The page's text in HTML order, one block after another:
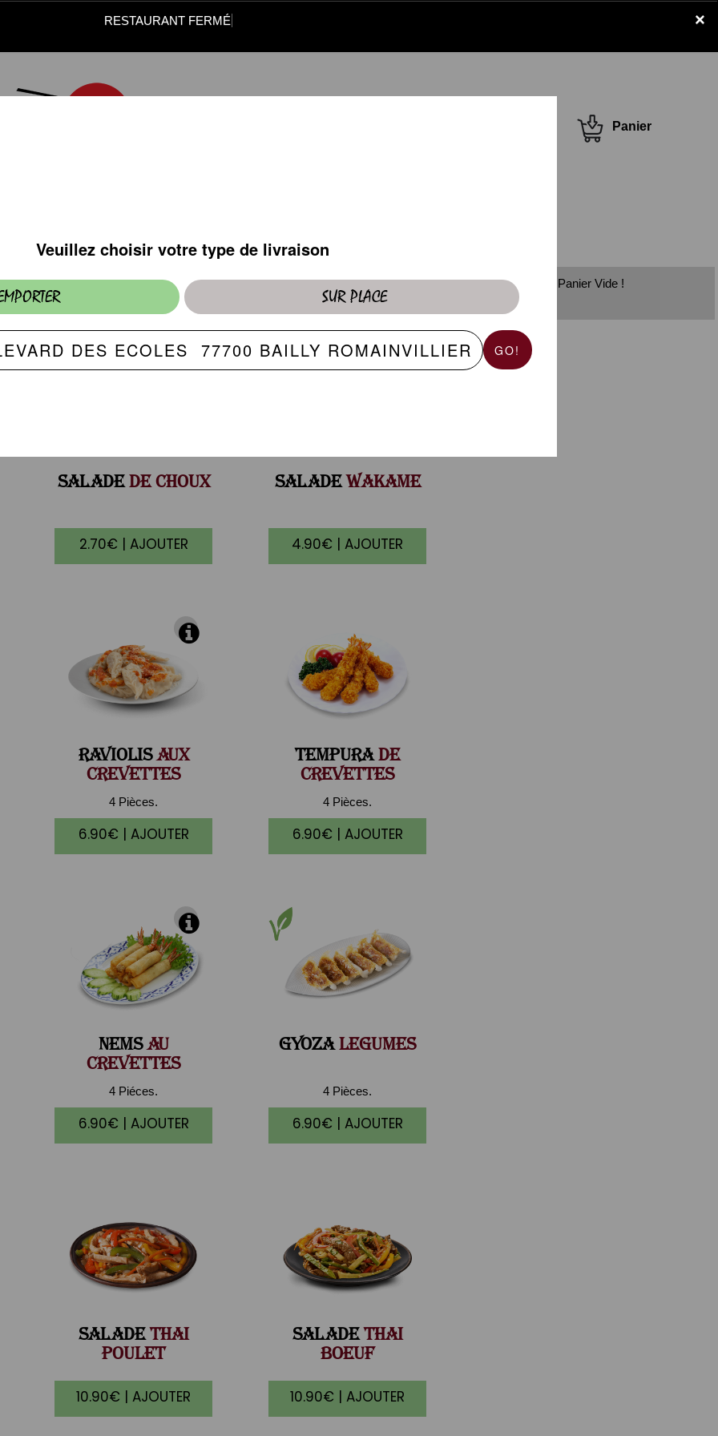
×
RESTAURANT FERMÉ
Panier
ENTRÉES
SALADEDE CHOUX
2.70€ | AJOUTER
SALADEWAKAME
4.90€ | AJOUTER
RAVIOLISAUX
CREVETTES
4 Pièces.
6.90€ | AJOUTER
TEMPURADE
CREVETTES
4 Pièces.
6.90€ | AJOUTER
NEMSAU
CREVETTES
4 Piéces.
6.90€ | AJOUTER
GYOZALEGUMES
4 Pièces.
6.90€ | AJOUTER
SALADETHAI
POULET
10.90€ | AJOUTER
SALADETHAI
BOEUF
10.90€ | AJOUTER
Panier Vide !